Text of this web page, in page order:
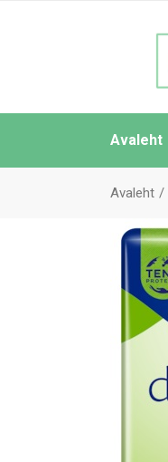
Avaleht
Avaleht